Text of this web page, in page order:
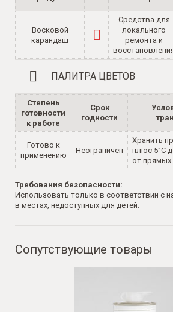
Восковой
карандаш
Средства для
локального
ремонта и
ПАЛИТРА ЦВЕТОВ
Степень
готовности
к работе
Срок
годности
Готово к
применению
Неограничен
Хранить
плюс 5°C
от прямых
Требования безопасности:
Использовать только в соответствии с
в местах, недоступных для детей.
Сопутствующие товары